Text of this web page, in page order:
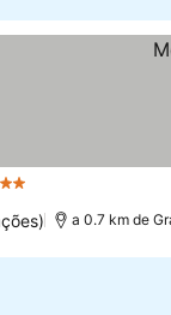
a 0.7 km de